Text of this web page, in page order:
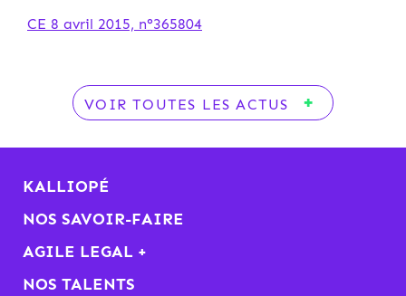
CE 8 avril 2015, n°365804
VOIR TOUTES LES ACTUS
KALLIOPÉ
NOS SAVOIR-FAIRE
AGILE LEGAL +
NOS TALENTS